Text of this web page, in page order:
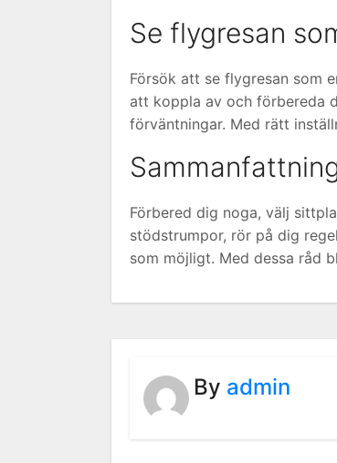
Se flygresan
Försök att se flygresan som
att koppla av och förbereda
förväntningar. Med rätt
Förbered dig noga, välj
stödstrumpor, rör på dig
som möjligt. Med dessa råd
By admin